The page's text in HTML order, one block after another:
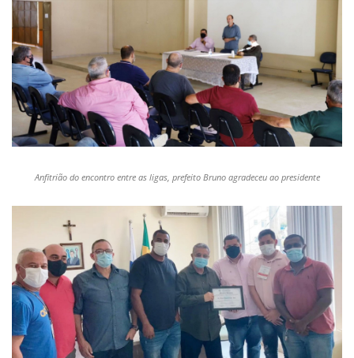
Anfitrião do encontro entre as ligas, prefeito Bruno agradeceu ao presidente